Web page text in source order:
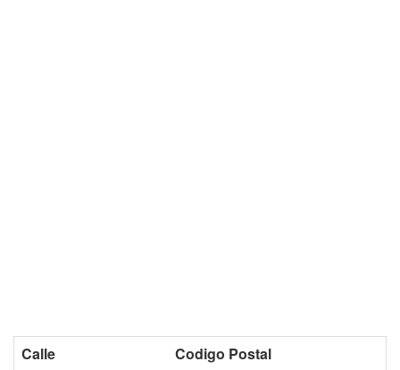
Calle Codigo Postal